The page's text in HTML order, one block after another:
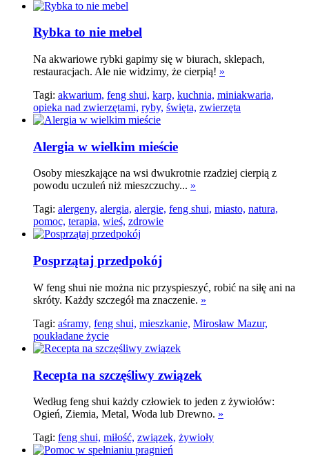
Rybka to nie mebel
Na akwariowe rybki gapimy się w biurach, sklepach,
restauracjach. Ale nie widzimy, że cierpią! »
Tagi: akwarium, feng shui, karp, kuchnia, miniakwaria,
opieka nad zwierzętami, ryby, święta, zwierzęta
Alergia w wielkim mieście
Osoby mieszkające na wsi dwukrotnie rzadziej cierpią z
powodu uczuleń niż mieszczuchy... »
Tagi: alergeny, alergia, alergie, feng shui, miasto, natura,
pomoc, terapia, wieś, zdrowie
Posprzątaj przedpokój
W feng shui nie można nic przyspieszyć, robić na siłę ani na
skróty. Każdy szczegół ma znaczenie. »
Tagi: aśramy, feng shui, mieszkanie, Mirosław Mazur,
poukładane życie
Recepta na szczęśliwy związek
Według feng shui każdy człowiek to jeden z żywiołów:
Ogień, Ziemia, Metal, Woda lub Drewno. »
Tagi: feng shui, miłość, związek, żywioły